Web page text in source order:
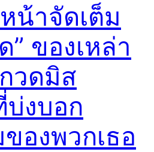
น้าจัดเต็ม
ของเหล่า
วดมิส
บ่งบอก
องพวกเธอ